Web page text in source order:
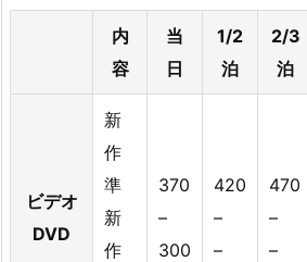
内
容
当
日
1/2
泊
2/3
泊
ビデオ
DVD
新
作
準
新
作
370
–
300
420
–
–
470
–
–